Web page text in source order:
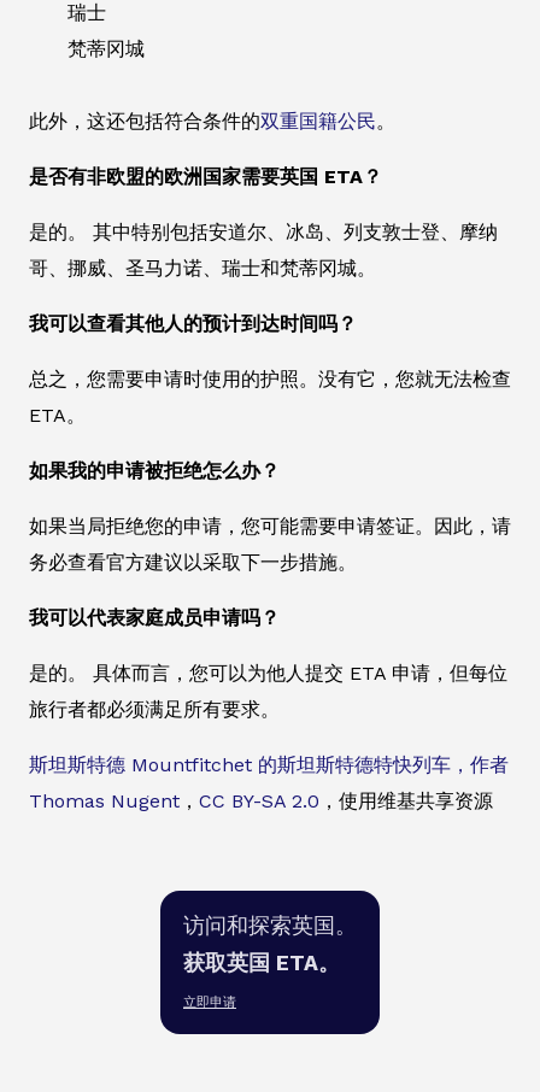
瑞士
梵蒂冈城
此外，这还包括符合条件的双重国籍公民。
是否有非欧盟的欧洲国家需要英国 ETA？
是的。 其中特别包括安道尔、冰岛、列支敦士登、摩纳
哥、挪威、圣马力诺、瑞士和梵蒂冈城。
我可以查看其他人的预计到达时间吗？
总之，您需要申请时使用的护照。没有它，您就无法检查
ETA。
如果我的申请被拒绝怎么办？
如果当局拒绝您的申请，您可能需要申请签证。因此，请
务必查看官方建议以采取下一步措施。
我可以代表家庭成员申请吗？
是的。 具体而言，您可以为他人提交 ETA 申请，但每位
旅行者都必须满足所有要求。
斯坦斯特德 Mountfitchet 的斯坦斯特德特快列车，作者
Thomas Nugent ， CC BY-SA 2.0 ，使用维基共享资源
访问和探索英国。
获取英国 ETA。
立即申请